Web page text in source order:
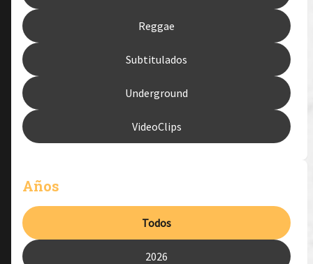
Reggae
Subtitulados
Underground
VideoClips
Años
Todos
2026